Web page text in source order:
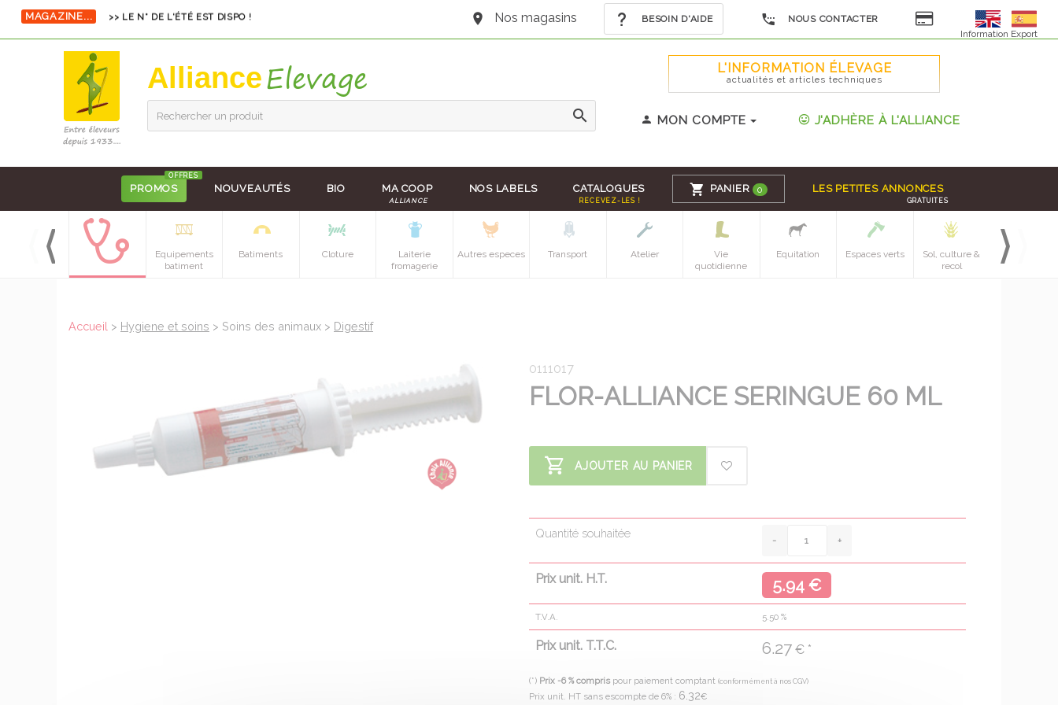
MAGAZINE... >> LE N° DE L'ÉTÉ EST DISPO ! Nos magasins BESOIN D'AIDE
NOUS CONTACTER
Information Export
Alliance
Rechercher un produit
L'INFORMATION ÉLEVAGE
actualités et articles techniques
MON COMPTE J'ADHÈRE À L'ALLIANCE
PROMOS
OFFRES
NOUVEAUTÉS BIO MA COOP
ALLIANCE
NOS LABELS CATALOGUES
RECEVEZ-LES !
PANIER 0 LES PETITES ANNONCES
GRATUITES
Alimentation
Equipements
batiment
Batiments Cloture
Laiterie
fromagerie
Autres especes Transport Atelier
Vie
quotidienne
Equitation Espaces verts
Sol, culture &
recol
Mecanique
Accueil > Hygiene et soins > Soins des animaux > Digestif
0111017
FLOR-ALLIANCE SERINGUE 60 ML
AJOUTER AU PANIER
Quantité souhaitée
Prix unit. H.T. 5.94 €
T.V.A. 5.50 %
Prix unit. T.T.C. 6.27 € *
(*) Prix -6 % compris pour paiement comptant (conformément à nos CGV)
Prix unit. HT sans escompte de 6% : 6.32€